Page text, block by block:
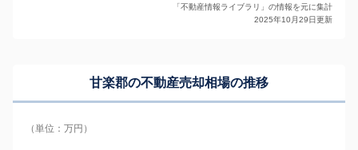
「不動産情報ライブラリ」の情報を元に集計
2025年10月29日更新
甘楽郡の不動産売却相場の推移
（単位：万円）